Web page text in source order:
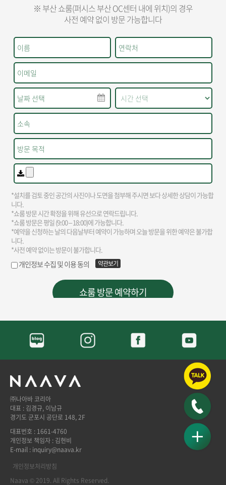
※ 부산 쇼룸(퍼시스 부산 OC센터 내에 위치)의 경우
사전 예약 없이 방문 가능합니다
㈜나아바 코리아
대표 : 김경규, 이남규
경기도 군포시 공단로 148, 2F
대표번호 : 1661-4760
개인정보 책임자 : 김현비
E-mail : inquiry@naava.kr
개인정보처리방침
Naava © 2019. All Rights Reserved.